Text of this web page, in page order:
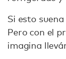
Si esto
Pero con el
imagina